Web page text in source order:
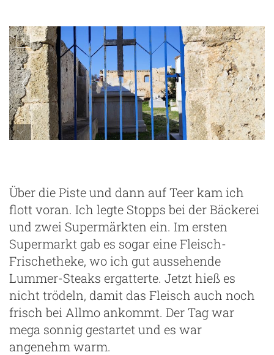
Über die Piste und dann auf Teer kam ich
flott voran. Ich legte Stopps bei der Bäckerei
und zwei Supermärkten ein. Im ersten
Supermarkt gab es sogar eine Fleisch-
Frischetheke, wo ich gut aussehende
Lummer-Steaks ergatterte. Jetzt hieß es
nicht trödeln, damit das Fleisch auch noch
frisch bei Allmo ankommt. Der Tag war
mega sonnig gestartet und es war
angenehm warm.